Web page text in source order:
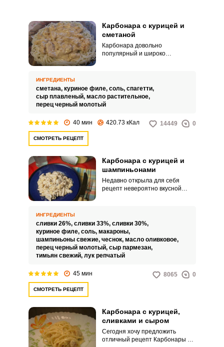
Карбонара с курицей и
сметаной
Карбонара довольно
популярный и широко
рецептом Карбонары с курицей
и сметаной.
ИНГРЕДИЕНТЫ
сметана, куриное филе, соль, спагетти,
сыр плавленый, масло растительное,
перец черный молотый
40 мин 420.73 кКал 14449 0
СМОТРЕТЬ РЕЦЕПТ
Карбонара с курицей и
шампиньонами
Недавно открыла для себя
рецепт невероятно вкусной
нежным и сочным.
ИНГРЕДИЕНТЫ
сливки 26%, сливки 33%, сливки 30%,
куриное филе, соль, макароны,
шампиньоны свежие, чеснок, масло оливковое,
перец черный молотый, сыр пармезан,
тимьян свежий, лук репчатый
45 мин 8065 0
СМОТРЕТЬ РЕЦЕПТ
Карбонара с курицей,
сливками и сыром
Сегодня хочу предложить
отличный рецепт Карбонары с